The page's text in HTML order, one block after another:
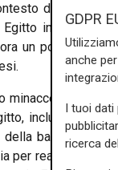
delicato che
in una
ora un possibile
minacce anche
inclusa la
bambina
per reati quali atti
GDPR
anche
I tuoi dati
ricerca